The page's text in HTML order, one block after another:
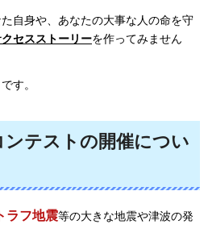
自身や、あなたの大事な人の命を守
セスストーリーを作ってみません
です。
ンテストの開催につい
ラフ地震等の大きな地震や津波の発